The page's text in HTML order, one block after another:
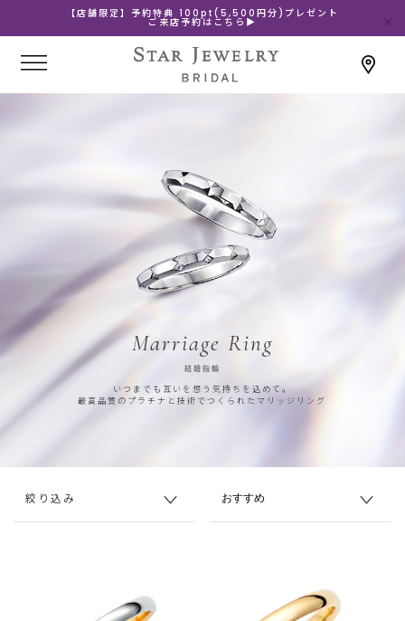
【店舗限定】予約特典 100pt(5,500円分)プレゼント
ご来店予約はこちら▶
Marriage Ring
結婚指輪
いつまでも互いを想う気持ちを込めて。
最高品質のプラチナと技術でつくられたマリッジリング
絞り込み